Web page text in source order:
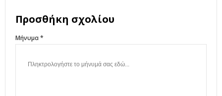
Προσθήκη σχολίου
Μήνυμα *